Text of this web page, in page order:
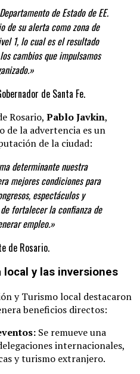
de Estado de EE.
de su alerta como zona de
1, lo cual es el resultado
cambios que impulsamos
de Santa Fe.
Rosario, Pablo Javkin,
de la advertencia es un
de la ciudad:
determinantenuestra
mejores condiciones para
espectáculos y
fortalecer la confianza de
empleo.»
de Rosario.
local y las inversiones
y Turismo local destacaron
beneficios directos:
Se remueve una
internacionales,
y turismo extranjero.